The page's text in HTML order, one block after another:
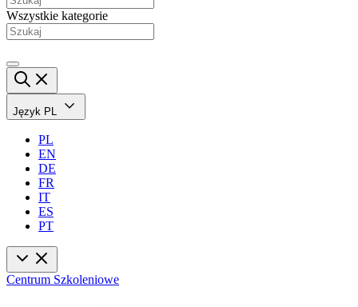
Wszystkie kategorie
Język PL
PL
EN
DE
FR
IT
ES
PT
Centrum Szkoleniowe